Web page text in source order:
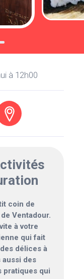
à 12h00
coin de
Ventadour.
à votre
qui fait
délices à
aussi des
pratiques qui